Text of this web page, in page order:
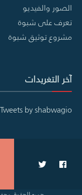
الصور والفيديو
تعرف على شبوة
مشروع توثيق شبوة
آخر التغريدات
Tweets by shabwagio